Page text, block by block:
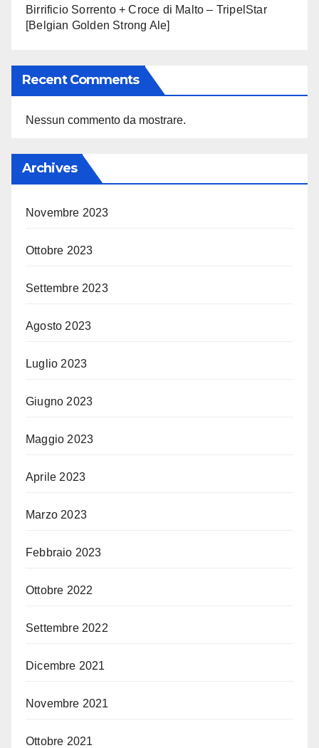
Birrificio Sorrento + Croce di Malto – TripelStar
[Belgian Golden Strong Ale]
Recent Comments
Nessun commento da mostrare.
Archives
Novembre 2023
Ottobre 2023
Settembre 2023
Agosto 2023
Luglio 2023
Giugno 2023
Maggio 2023
Aprile 2023
Marzo 2023
Febbraio 2023
Ottobre 2022
Settembre 2022
Dicembre 2021
Novembre 2021
Ottobre 2021